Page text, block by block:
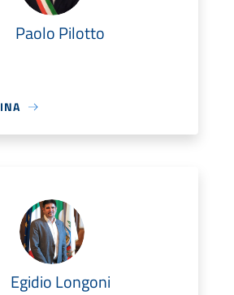
Paolo Pilotto
Egidio Longoni